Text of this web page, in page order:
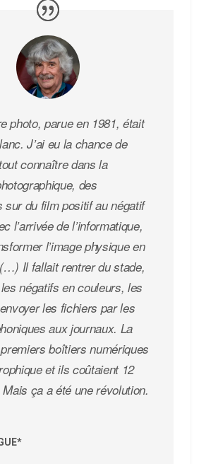
photo, parue en 1981, était
J’ai eu la chance de
connaître dans la
des
sur du film positif au négatif
l’arrivée de l’informatique,
l’image physique en
Il fallait rentrer du stade,
négatifs en couleurs, les
les fichiers par les
aux journaux. La
boîtiers numériques
et ils coûtaient 12
ça a été une révolution.